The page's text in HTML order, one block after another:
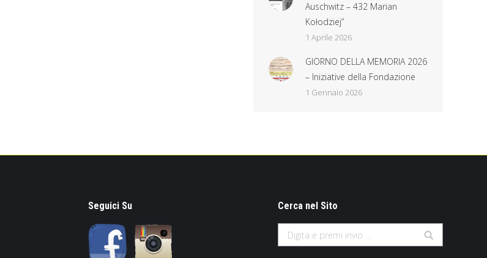
Auschwitz – 432 Marian
Kołodziej”
1 Aprile 2026
GIORNO DELLA MEMORIA 2026
– Iniziative della Fondazione
1 Gennaio 2026
Seguici Su Cerca nel Sito
Search: